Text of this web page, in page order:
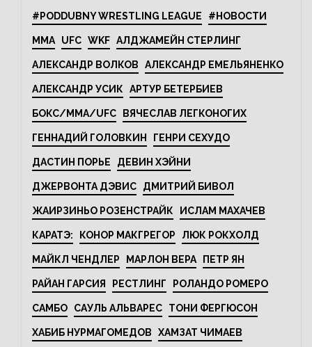
#PODDUBNY WRESTLING LEAGUE #НОВОСТИ
MMA UFC WKF АЛДЖАМЕЙН СТЕРЛИНГ
АЛЕКСАНДР ВОЛКОВ АЛЕКСАНДР ЕМЕЛЬЯНЕНКО
АЛЕКСАНДР УСИК АРТУР БЕТЕРБИЕВ
БОКС/MMA/UFC ВЯЧЕСЛАВ ЛЕГКОНОГИХ
ГЕННАДИЙ ГОЛОВКИН ГЕНРИ СЕХУДО
ДАСТИН ПОРЬЕ ДЕВИН ХЭЙНИ
ДЖЕРВОНТА ДЭВИС ДМИТРИЙ БИВОЛ
ЖАИРЗИНЬО РОЗЕНСТРАЙК ИСЛАМ МАХАЧЕВ
КАРАТЭ: КОНОР МАКГРЕГОР ЛЮК РОКХОЛД
МАЙКЛ ЧЕНДЛЕР МАРЛОН ВЕРА ПЕТР ЯН
РАЙАН ГАРСИЯ РЕСТЛИНГ РОЛАНДО РОМЕРО
САМБО САУЛЬ АЛЬВАРЕС ТОНИ ФЕРГЮСОН
ХАБИБ НУРМАГОМЕДОВ ХАМЗАТ ЧИМАЕВ